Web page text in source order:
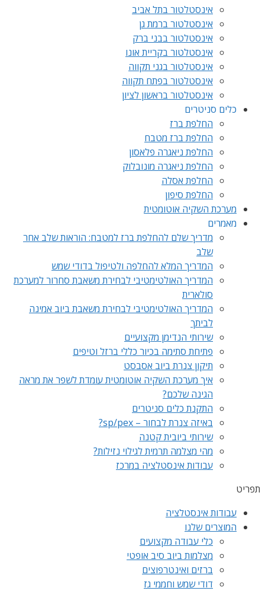
אינסטלטור בתל אביב
אינסטלטור ברמת גן
אינסטלטור בבני ברק
אינסטלטור בקריית אונו
אינסטלטור בגני תקווה
אינסטלטור בפתח תקווה
אינסטלטור בראשון לציון
כלים סניטרים
החלפת ברז
החלפת ברז מטבח
החלפת ניאגרה פלאסון
החלפת ניאגרה מונובלוק
החלפת אסלה
החלפת סיפון
מערכת השקיה אוטומטית
מאמרים
מדריך שלם להחלפת ברז למטבח: הוראות שלב אחר
שלב
המדריך המלא להחלפה ולטיפול בדודי שמש
המדריך האולטימטיבי לבחירת משאבת סחרור למערכת
סולארית
המדריך האולטימטיבי לבחירת משאבת ביוב אמינה
לביתך
שירותי הנדימן מקצועיים
פתיחת סתימה בכיור כללי ברזל וטיפים
תיקון צנרת ביוב אסבסט
איך מערכת השקיה אוטומטית עומדת לשפר את מראה
הגינה שלכם?
התקנת כלים סניטרים
באיזה צנרת לבחור – sp/pex?
שירותי ביובית קטנה
מהי מצלמה תרמית לגילוי נזילות?
עבודות אינסטלציה במרכז
תפריט
עבודות אינסטלציה
המוצרים שלנו
כלי עבודה מקצועים
מצלמות ביוב סיב אופטי
ברזים ואינטרפוצים
דודי שמש וחממי גז